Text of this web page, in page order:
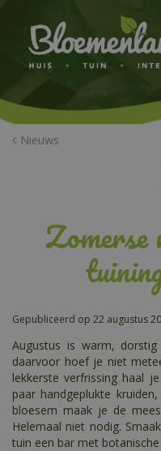
c
o
Nieuws
Zomerse
Gepubliceerd op 22 augustus
Augustus is warm,
daarvoor hoef je niet
lekkerste verfrissing haal
paar handgeplukte
bloesem maak je de
Helemaal niet nodig.
tuin een bar met